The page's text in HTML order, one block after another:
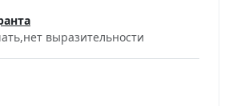
выразительности